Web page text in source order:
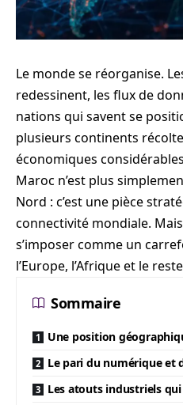
Le monde se réorganise.
redessinent, les flux de
nations qui savent se
plusieurs continents
économiques
Maroc n’est plus
Nord : c’est une pièce
connectivité mondiale.
s’imposer comme un
l’Europe, l’Afrique et le
Sommaire
Une position
Le pari du numérique et
Les atouts industriels